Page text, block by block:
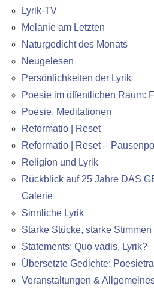
Lyrik-TV
Melanie am Letzten
Naturgedicht des Monats
Neugelesen
Persönlichkeiten der Lyrik
Poesie im öffentlichen Raum:
Poesie. Meditationen
Reformatio | Reset
Reformatio | Reset –
Religion und Lyrik
Rückblick auf 25 Jahre DAS
Galerie
Sinnliche Lyrik
Starke Stücke, starke Stimmen
Statements: Quo vadis, Lyrik?
Übersetzte Gedichte:
Veranstaltungen &